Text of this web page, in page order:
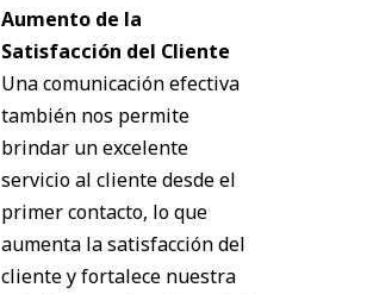
Aumento de la
Satisfacción del Cliente
Una comunicación efectiva
también nos permite
brindar un excelente
servicio al cliente desde el
primer contacto, lo que
aumenta la satisfacción del
cliente y fortalece nuestra